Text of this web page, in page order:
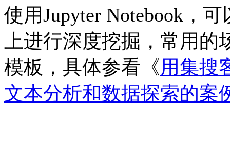
使用Jupyter Notebook，
上进行深度挖掘，常用的
模板，具体参看《用集搜
文本分析和数据探索的案